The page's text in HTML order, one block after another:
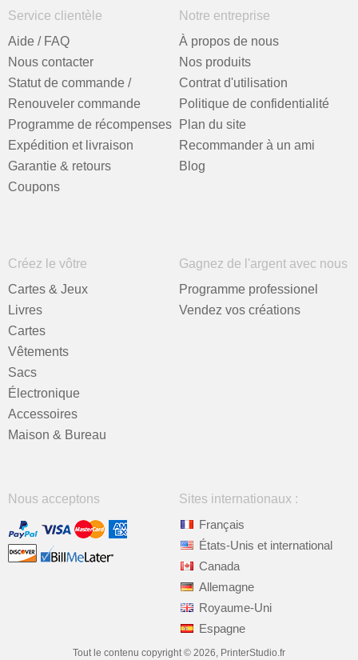
Service clientèle
Aide / FAQ
Nous contacter
Statut de commande /
Renouveler commande
Programme de récompenses
Expédition et livraison
Garantie & retours
Coupons
Notre entreprise
À propos de nous
Nos produits
Contrat d'utilisation
Politique de confidentialité
Plan du site
Recommander à un ami
Blog
Créez le vôtre
Cartes & Jeux
Livres
Cartes
Vêtements
Sacs
Électronique
Accessoires
Maison & Bureau
Gagnez de l'argent avec nous
Programme professionel
Vendez vos créations
Nous acceptons
Sites internationaux :
Français
États-Unis et international
Canada
Allemagne
Royaume-Uni
Espagne
Tout le contenu copyright © 2026, PrinterStudio.fr